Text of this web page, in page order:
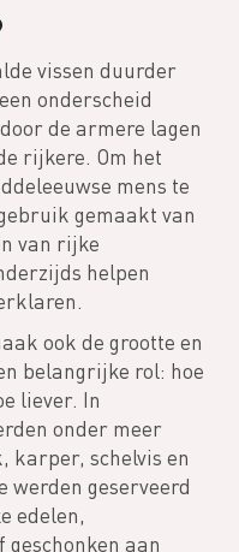
vissen duurder
onderscheid
de armere lagen
rijkere. Om het
mens te
gemaakt van
van rijke
helpen
ook de grootte en
belangrijke rol: hoe
liever. In
onder meer
karper, schelvis en
werden geserveerd
edelen,
geschonken aan